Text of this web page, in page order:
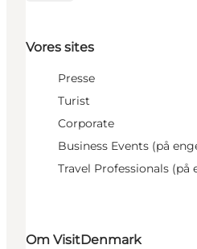
Vores sites
Presse
Turist
Corporate
Business Events (på
Travel Professionals (på
Om VisitDenmark